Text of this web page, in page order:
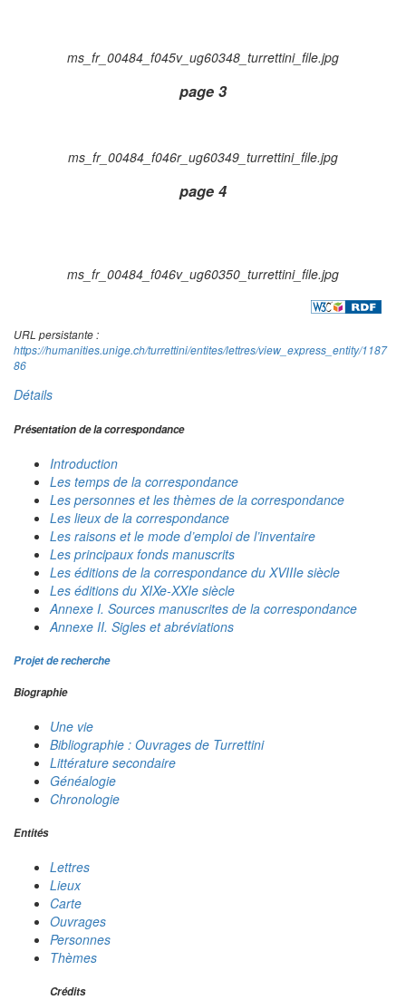
ms_fr_00484_f045v_ug60348_turrettini_file.jpg
page 3
ms_fr_00484_f046r_ug60349_turrettini_file.jpg
page 4
ms_fr_00484_f046v_ug60350_turrettini_file.jpg
URL persistante :
https://humanities.unige.ch/turrettini/entites/lettres/view_express_entity/1187
86
Détails
Présentation de la correspondance
Introduction
Les temps de la correspondance
Les personnes et les thèmes de la correspondance
Les lieux de la correspondance
Les raisons et le mode d’emploi de l’inventaire
Les principaux fonds manuscrits
Les éditions de la correspondance du XVIIIe siècle
Les éditions du XIXe-XXIe siècle
Annexe I. Sources manuscrites de la correspondance
Annexe II. Sigles et abréviations
Projet de recherche
Biographie
Une vie
Bibliographie : Ouvrages de Turrettini
Littérature secondaire
Généalogie
Chronologie
Entités
Lettres
Lieux
Carte
Ouvrages
Personnes
Thèmes
Crédits